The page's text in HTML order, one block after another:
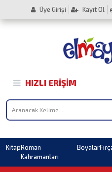
Üye Girişi Kayıt Ol
HIZLI ERIŞIM
KitapRoman
Kahramanları
Boyalar